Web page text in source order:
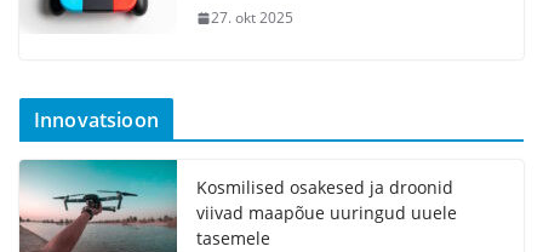
27. okt 2025
Innovatsioon
Kosmilised osakesed ja droonid
viivad maapõue uuringud uuele
tasemele